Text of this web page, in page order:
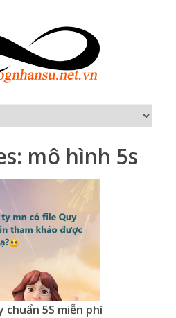
mô hình 5s
chuẩn 5S miễn phí